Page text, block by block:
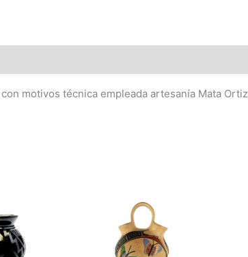
motivos técnica empleada artesanía Mata Ortiz